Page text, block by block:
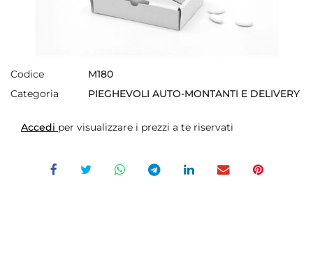
Codice
M180
Categoria
PIEGHEVOLI AUTO-MONTANTI E DELIVERY
Accedi per visualizzare i prezzi a te riservati